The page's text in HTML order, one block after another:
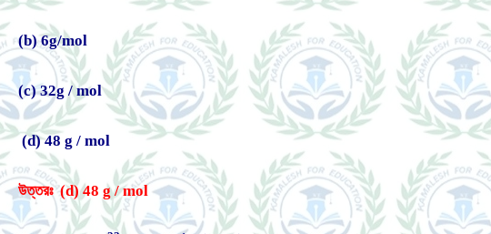
(b) 6g/mol
(c) 32g / mol
(d) 48 g / mol
উত্তরঃ (d) 48 g / mol